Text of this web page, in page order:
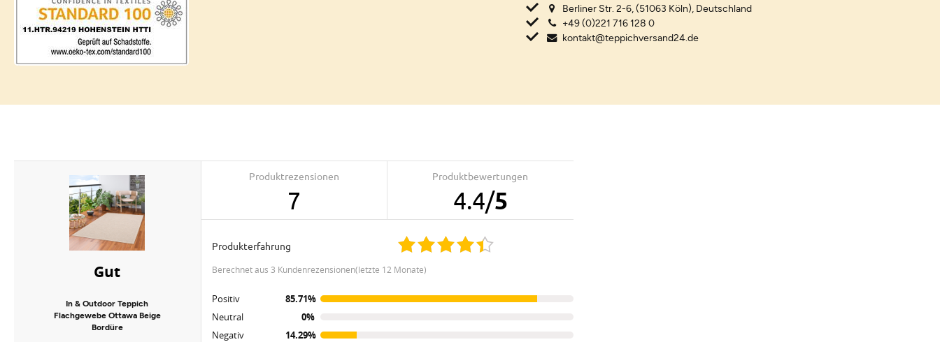
Berliner Str. 2-6, (51063 Köln), Deutschland
+49 (0)221 716 128 0
kontakt@teppichversand24.de
Gut
In & Outdoor Teppich
Flachgewebe Ottawa Beige
Bordüre
Produktrezensionen
7
Produktbewertungen
4.4/5
Produkterfahrung
berechnet aus 3 Kundenrezensionen(letzte 12 Monate)
Positiv
85.71%
Neutral
0%
Negativ
14.29%